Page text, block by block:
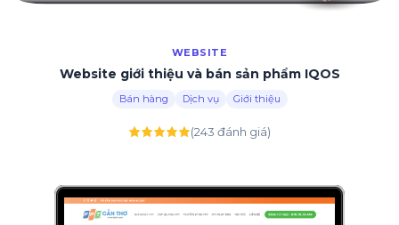
WEBSITE
Website giới thiệu và bán sản phẩm IQOS
Bán hàng Dịch vụ Giới thiệu
(243 đánh giá)